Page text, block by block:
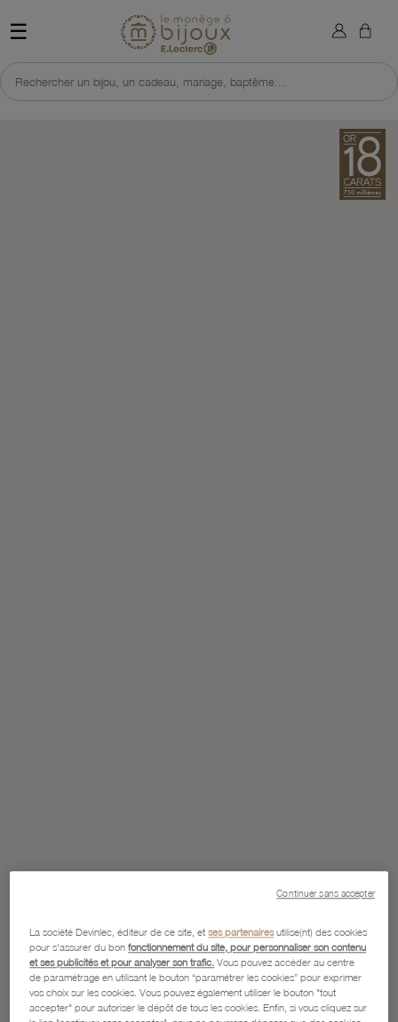
☰ Retour à l'accueil du site
Rechercher un bijou, un cadeau, mariage, baptême...
×
La société Devinlec, éditeur de ce site, etses partenairesutilise(nt) des cookies
pour s'assurer du bonfonctionnement du site, pour personnaliser son contenu
et ses publicités et pour analyser son trafic. Vous pouvez accéder au centre
de paramétrage en utilisant le bouton “paramétrer les cookies” pour exprimer
vos choix sur les cookies. Vous pouvez également utiliser le bouton "tout
accepter" pour autoriser le dépôt de tous les cookies. Enfin, si vous cliquez sur
Continuer sans accepter